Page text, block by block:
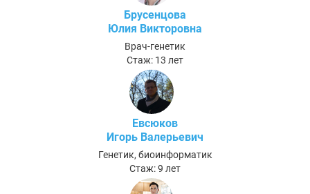
Брусенцова
Юлия Викторовна
Врач-генетик
Стаж: 13 лет
Евсюков
Игорь Валерьевич
Генетик, биоинформатик
Стаж: 9 лет